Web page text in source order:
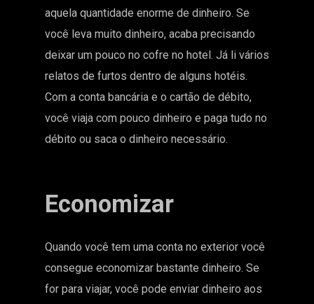
aquela quantidade enorme de dinheiro. Se
você leva muito dinheiro, acaba precisando
deixar um pouco no cofre no hotel. Já li vários
relatos de furtos dentro de alguns hotéis.
Com a conta bancária e o cartão de débito,
você viaja com pouco dinheiro e paga tudo no
débito ou saca o dinheiro necessário.
Economizar
Quando você tem uma conta no exterior você
consegue economizar bastante dinheiro. Se
for para viajar, você pode enviar dinheiro aos